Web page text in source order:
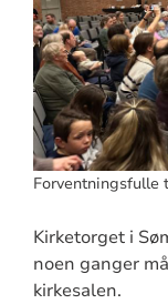
Forventningsfulle
Kirketorget i
noen ganger
kirkesalen.